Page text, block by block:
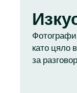
като цяло
за